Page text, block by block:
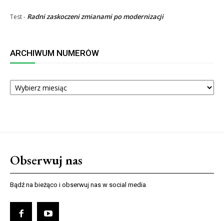
Test- Radni zaskoczeni zmianami po modernizacji
ARCHIWUM NUMERÓW
ARCHIWUM
NUMERÓW
Obserwuj nas
Bądź na bieżąco i obserwuj nas w social media